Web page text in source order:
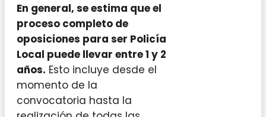
En general, se estima que el
proceso completo de
oposiciones para ser Policía
Local puede llevar entre 1 y 2
años. Esto incluye desde el
momento de la
convocatoria hasta la